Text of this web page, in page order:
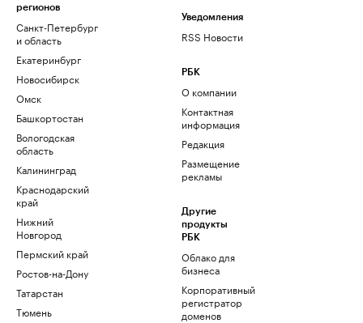
регионов
Санкт-Петербург
и область
Екатеринбург
Новосибирск
Омск
Башкортостан
Вологодская
область
Калининград
Краснодарский
край
Нижний
Новгород
Пермский край
Ростов-на-Дону
Татарстан
Тюмень
Уведомления
RSS Новости
РБК
О компании
Контактная
информация
Редакция
Размещение
рекламы
Другие
продукты
РБК
Облако для
бизнеса
Корпоративный
регистратор
доменов